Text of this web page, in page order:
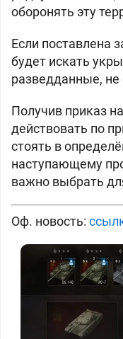
оборонять эту
Если поставлена
будет искать
разведданные,
Получив приказ
действовать по
стоять в
наступающему
важно выбрать
Оф. новость: